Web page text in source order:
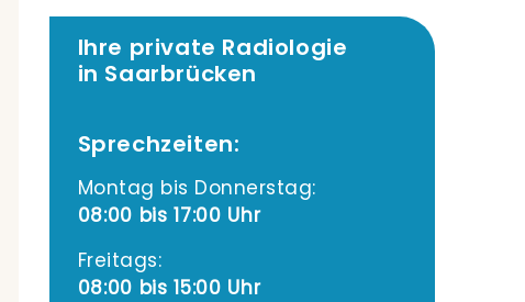
Ihre private Radiologie
in Saarbrücken
Sprechzeiten:
Mon­tag bis Donnerstag:
08:00 bis 17:00 Uhr
Frei­tags:
08:00 bis 15:00 Uhr